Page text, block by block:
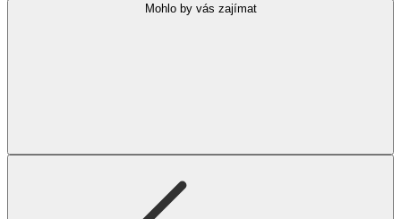
Mohlo by vás zajímat